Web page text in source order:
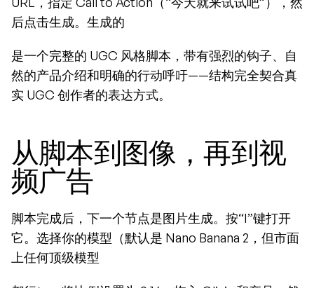
后点击生成。生成的
是一个完整的 UGC 风格脚本，带有强烈的钩子、自
然的产品介绍和明确的行动呼吁——结构完全契合真
实 UGC 创作者的表达方式。
从脚本到图像，再到视
频广告
脚本完成后，下一个节点是图片生成。按“I”键打开
它。选择你的模型（默认是 Nano Banana 2，但市面
上任何顶级模型